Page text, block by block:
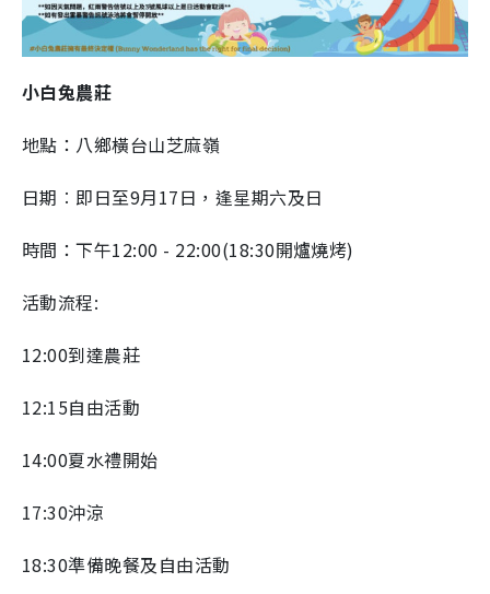
小白兔農莊
地點：八鄉橫台山芝麻嶺
日期︰即日至9月17日，逢星期六及日
時間：下午12:00 - 22:00(18:30開爐燒烤)
活動流程:
12:00到達農莊
12:15自由活動
14:00夏水禮開始
17:30沖涼
18:30準備晚餐及自由活動